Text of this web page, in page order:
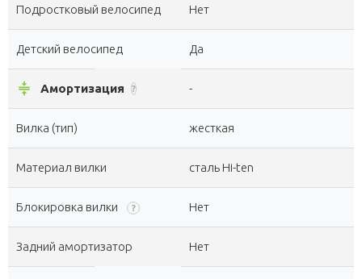
Подростковый велосипед Нет
Детский велосипед Да
compress Амортизация ? -
Вилка (тип) жесткая
Материал вилки сталь Hi-ten
Блокировка вилки ? Нет
Задний амортизатор Нет